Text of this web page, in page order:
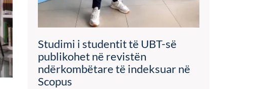
Studimi i studentit të UBT-së
publikohet në revistën
ndërkombëtare të indeksuar në
Scopus